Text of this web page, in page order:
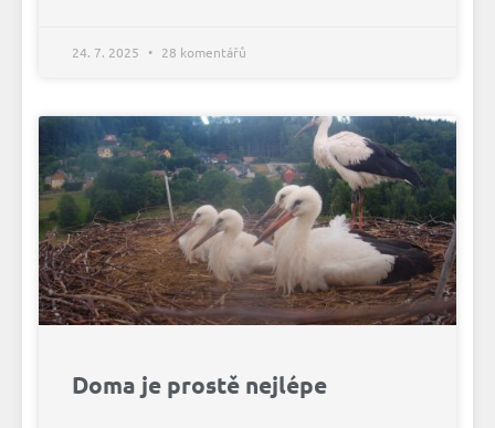
24. 7. 2025 28 komentářů
Doma je prostě nejlépe